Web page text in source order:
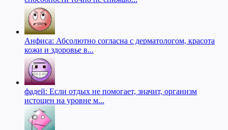
Анфиса: Абсолютно согласна с дерматологом, красота
кожи и здоровье в...
фадей: Если отдых не помогает, значит, организм
истощен на уровне м...